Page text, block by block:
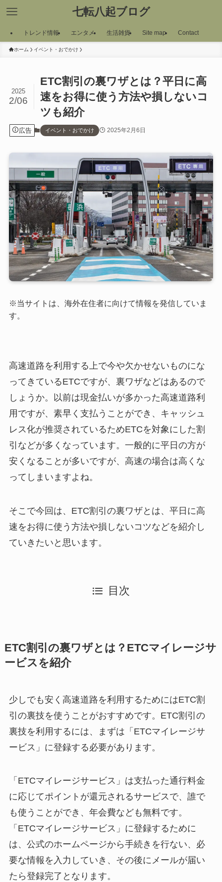
七転八起ブログ
トレンド情報 エンタメ 生活雑貨 Site map Contact
ホーム イベント・おでかけ
ETC割引の裏ワザとは？平日に高
速をお得に使う方法や損しないコ
ツも紹介
2025
2/06
広告 イベント・おでかけ 2025年2月6日
※当サイトは、海外在住者に向けて情報を発信していま
す。
高速道路を利用する上で今や欠かせないものにな
ってきているETCですが、裏ワザなどはあるので
しょうか。以前は現金払いが多かった高速道路利
用ですが、素早く支払うことができ、キャッシュ
レス化が推奨されているためETCを対象にした割
引などが多くなっています。一般的に平日の方が
安くなることが多いですが、高速の場合は高くな
ってしまいますよね。
そこで今回は、ETC割引の裏ワザとは、平日に高
速をお得に使う方法や損しないコツなどを紹介し
ていきたいと思います。
目次
ETC割引の裏ワザとは？ETCマイレージサ
ービスを紹介
少しでも安く高速道路を利用するためにはETC割
引の裏技を使うことがおすすめです。ETC割引の
裏技を利用するには、まずは「ETCマイレージサ
ービス」に登録する必要があります。
「ETCマイレージサービス」は支払った通行料金
に応じてポイントが還元されるサービスで、誰で
も使うことができ、年会費なども無料です。
「ETCマイレージサービス」に登録するために
は、公式のホームページから手続きを行ない、必
要な情報を入力していき、その後にメールが届い
たら登録完了となります。